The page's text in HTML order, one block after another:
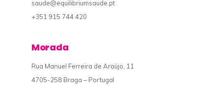
saude@equilibriumsaude.pt
+351 915 744 420
Morada
Rua Manuel Ferreira de Araújo, 11
4705-258 Braga – Portugal